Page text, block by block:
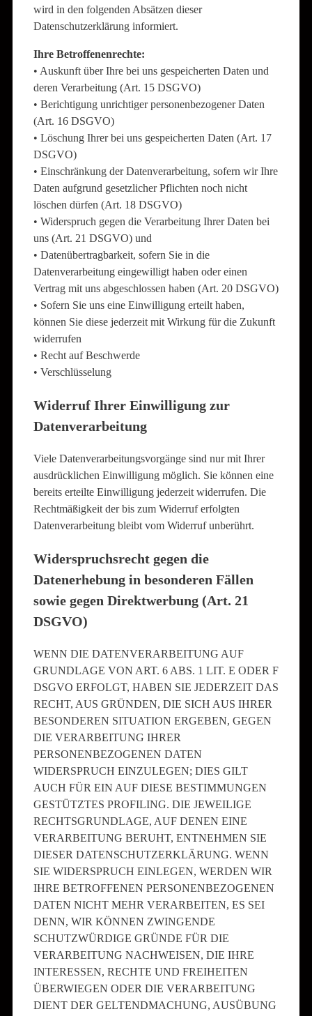
wird in den folgenden Absätzen dieser
Datenschutzerklärung informiert.
Ihre Betroffenenrechte:
• Auskunft über Ihre bei uns gespeicherten Daten und
deren Verarbeitung (Art. 15 DSGVO)
• Berichtigung unrichtiger personenbezogener Daten
(Art. 16 DSGVO)
• Löschung Ihrer bei uns gespeicherten Daten (Art. 17
DSGVO)
• Einschränkung der Datenverarbeitung, sofern wir Ihre
Daten aufgrund gesetzlicher Pflichten noch nicht
löschen dürfen (Art. 18 DSGVO)
• Widerspruch gegen die Verarbeitung Ihrer Daten bei
uns (Art. 21 DSGVO) und
• Datenübertragbarkeit, sofern Sie in die
Datenverarbeitung eingewilligt haben oder einen
Vertrag mit uns abgeschlossen haben (Art. 20 DSGVO)
• Sofern Sie uns eine Einwilligung erteilt haben,
können Sie diese jederzeit mit Wirkung für die Zukunft
widerrufen
• Recht auf Beschwerde
• Verschlüsselung
Widerruf Ihrer Einwilligung zur
Datenverarbeitung
Viele Datenverarbeitungsvorgänge sind nur mit Ihrer
ausdrücklichen Einwilligung möglich. Sie können eine
bereits erteilte Einwilligung jederzeit widerrufen. Die
Rechtmäßigkeit der bis zum Widerruf erfolgten
Datenverarbeitung bleibt vom Widerruf unberührt.
Widerspruchsrecht gegen die
Datenerhebung in besonderen Fällen
sowie gegen Direktwerbung (Art. 21
DSGVO)
WENN DIE DATENVERARBEITUNG AUF
GRUNDLAGE VON ART. 6 ABS. 1 LIT. E ODER F
DSGVO ERFOLGT, HABEN SIE JEDERZEIT DAS
RECHT, AUS GRÜNDEN, DIE SICH AUS IHRER
BESONDEREN SITUATION ERGEBEN, GEGEN
DIE VERARBEITUNG IHRER
PERSONENBEZOGENEN DATEN
WIDERSPRUCH EINZULEGEN; DIES GILT
AUCH FÜR EIN AUF DIESE BESTIMMUNGEN
GESTÜTZTES PROFILING. DIE JEWEILIGE
RECHTSGRUNDLAGE, AUF DENEN EINE
VERARBEITUNG BERUHT, ENTNEHMEN SIE
DIESER DATENSCHUTZERKLÄRUNG. WENN
SIE WIDERSPRUCH EINLEGEN, WERDEN WIR
IHRE BETROFFENEN PERSONENBEZOGENEN
DATEN NICHT MEHR VERARBEITEN, ES SEI
DENN, WIR KÖNNEN ZWINGENDE
SCHUTZWÜRDIGE GRÜNDE FÜR DIE
VERARBEITUNG NACHWEISEN, DIE IHRE
INTERESSEN, RECHTE UND FREIHEITEN
ÜBERWIEGEN ODER DIE VERARBEITUNG
DIENT DER GELTENDMACHUNG, AUSÜBUNG